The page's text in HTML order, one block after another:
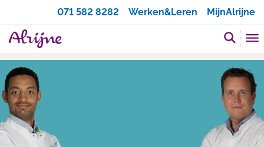
071 582 8282
Werken&Leren MijnAlrijne